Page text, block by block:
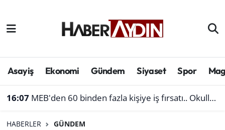
Asayiş Ekonomi Gündem Siyaset Spor
16:07 MEB'den 60 binden fazla kişiye iş fırsatı.. Okullara personel alınacak
HABERLER GÜNDEM
Afyonkarahisar
Çevre
Aydın Hava Durumu
Süper Lig Puan Durumu ve Fikstür